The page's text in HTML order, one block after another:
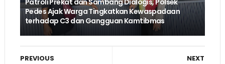
Pedes Ajak Warga Tingkatkan Kewaspadaan
terhadap C3 dan Gangguan Kamtibmas
NEXT
PREVIOUS